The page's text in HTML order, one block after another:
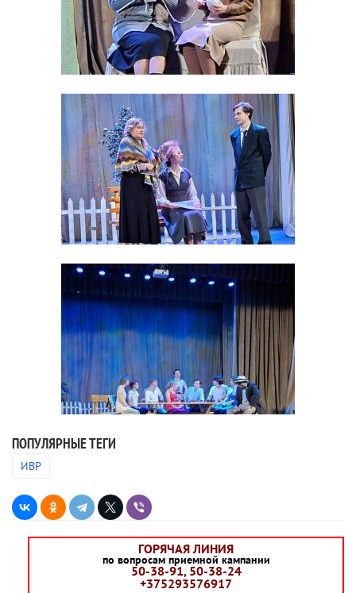
ПОПУЛЯРНЫЕ ТЕГИ
ИВР
ГОРЯЧАЯ ЛИНИЯ
по вопросам приемной кампании
50-38-91, 50-38-24
+375293576917